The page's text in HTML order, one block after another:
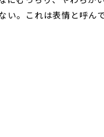
い。これは表情と呼ん